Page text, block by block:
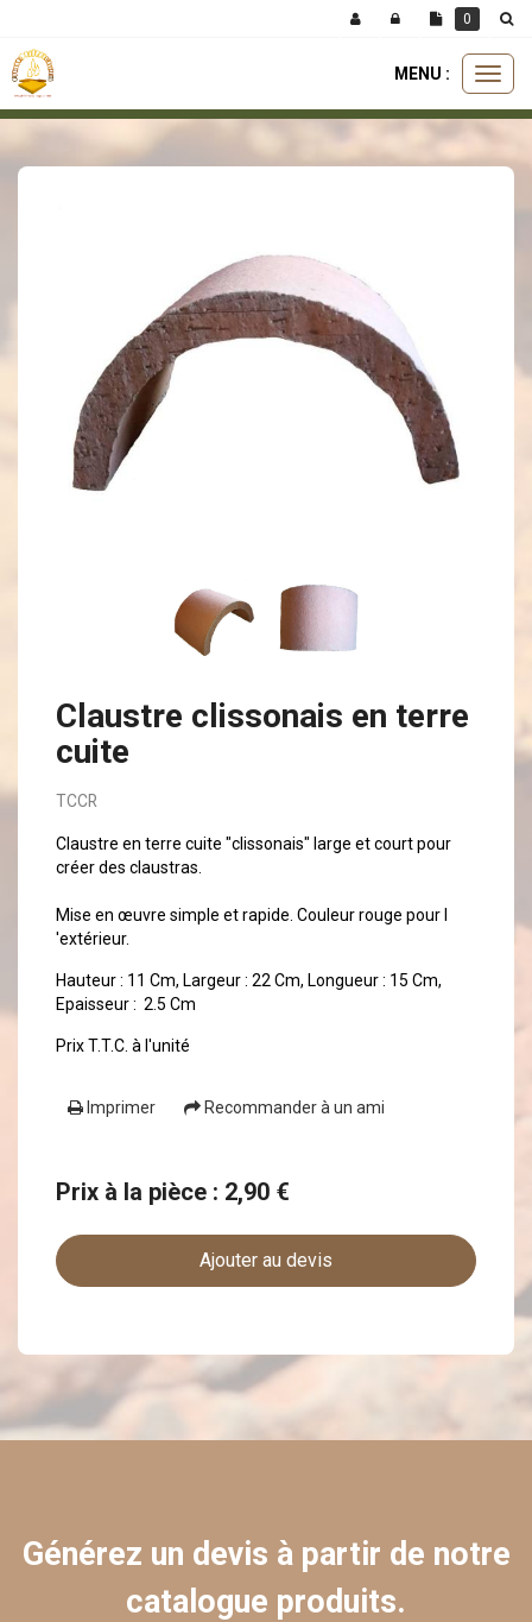
MENU :
toiture
Claustre clissonais en terre
cuite
TCCR
Claustre en terre cuite "clissonais" large et court pour
créer des claustras.
Mise en œuvre simple et rapide. Couleur rouge pour l
'extérieur.
Hauteur : 11 Cm, Largeur : 22 Cm, Longueur : 15 Cm,
Epaisseur : 2.5 Cm
Prix T.T.C. à l'unité
Imprimer Recommander à un ami
Prix à la pièce : 2,90 €
Ajouter au devis
0
Générez un devis à partir de notre
catalogue produits.